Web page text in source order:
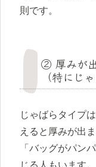
則です。
② 厚みが
（特にじ
じゃばらタイプ
えると厚みが出ま
「バッグがパン
じる人もいます。